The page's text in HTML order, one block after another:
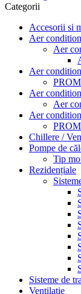
Categorii
Accesorii si
Aer
Aer
Aer
Aer
Aer
Aer
Chillere /
Pompe de
Tip
Rezidențiale
Sisteme de
Ventilatie